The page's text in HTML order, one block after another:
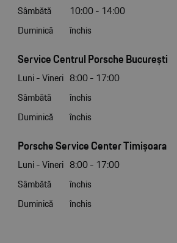
Sâmbătă
10:00 - 14:00
Duminică
închis
Service Centrul Porsche București
Luni - Vineri 8:00 - 17:00
Sâmbătă
închis
Duminică
închis
Porsche Service Center Timișoara
Luni - Vineri 8:00 - 17:00
Sâmbătă
închis
Duminică
închis